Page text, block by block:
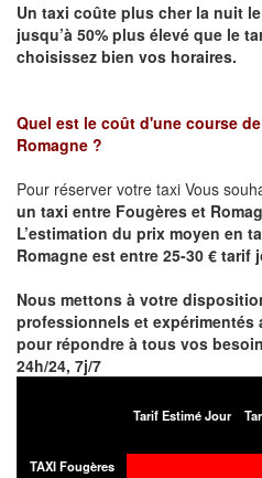
Un taxi coûte plus cher la nuit
jusqu’à 50% plus élevé que le
choisissez bien vos horaires.
Quel est le coût d'une course
Romagne ?
Pour réserver votre taxi Vous
un taxi entre Fougères et
L’estimation du prix moyen en
Romagne est entre 25-30 € tarif
Nous mettons à votre
professionnels et expérimentés
pour répondre à tous vos
24h/24, 7j/7
Tarif Estimé Jour
TAXI Fougères